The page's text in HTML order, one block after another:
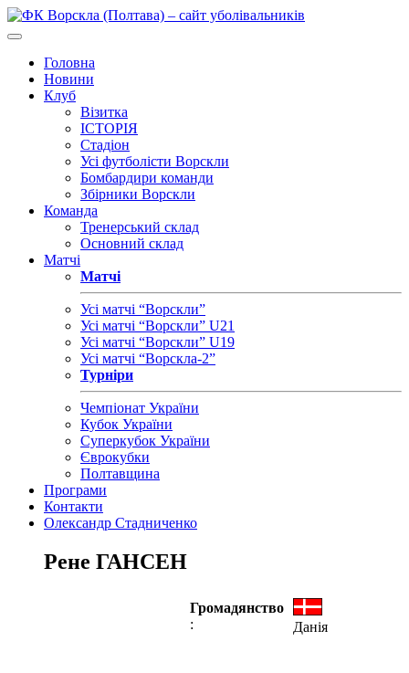
Головна
Новини
Клуб
Візитка
ІСТОРІЯ
Стадіон
Усі футболісти Ворскли
Бомбардири команди
Збірники Ворскли
Команда
Тренерський склад
Основний склад
Матчі
Матчі
Усі матчі “Ворскли”
Усі матчі “Ворскли” U21
Усі матчі “Ворскли” U19
Усі матчі “Ворскла-2”
Турніри
Чемпіонат України
Кубок України
Суперкубок України
Єврокубки
Полтавщина
Програми
Контакти
Олександр Стадниченко
Рене ГАНСЕН
Громадянство
:
Данія